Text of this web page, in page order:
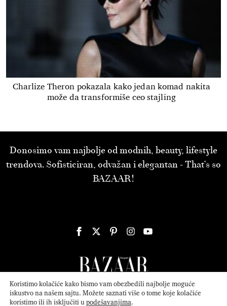
Charlize Theron pokazala kako jedan komad nakita
može da transformiše ceo stajling
Donosimo vam najbolje od modnih, beauty, lifestyle
trendova. Sofisticiran, odvažan i elegantan - That’s so
BAZAAR!
Koristimo kolačiće kako bismo vam obezbedili najbolje moguće
iskustvo na našem sajtu. Možete saznati više o tome koje kolačiće
koristimo ili ih isključiti upodešavanjima.